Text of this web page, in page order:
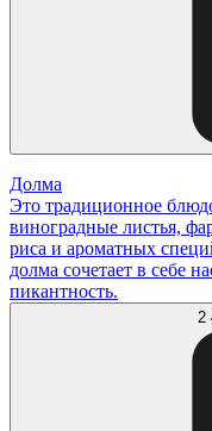
Долма
Это традиционное
виноградные листья,
риса и ароматных
долма сочетает в себе
пикантность.
2